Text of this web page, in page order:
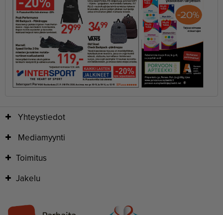
Yhteystiedot
Mediamyynti
Toimitus
Jakelu